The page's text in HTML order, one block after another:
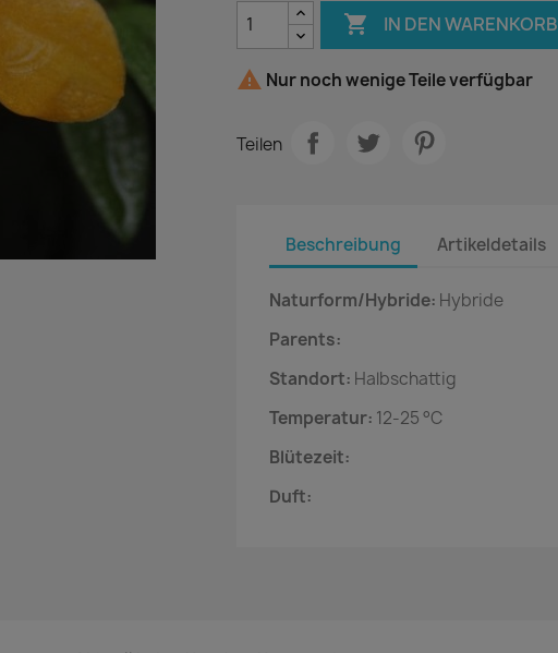
 IN DEN WARENKORB
 Nur noch wenige Teile verfügbar
Teilen
Beschreibung Artikeldetails
Naturform/Hybride: Hybride
Parents:
Standort: Halbschattig
Temperatur: 12-25 °C
Blütezeit:
Duft: